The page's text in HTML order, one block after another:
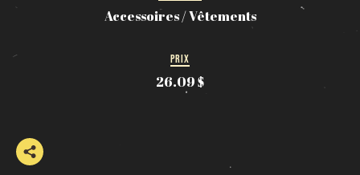
Accessoires / Vêtements
PRIX
26.09 $